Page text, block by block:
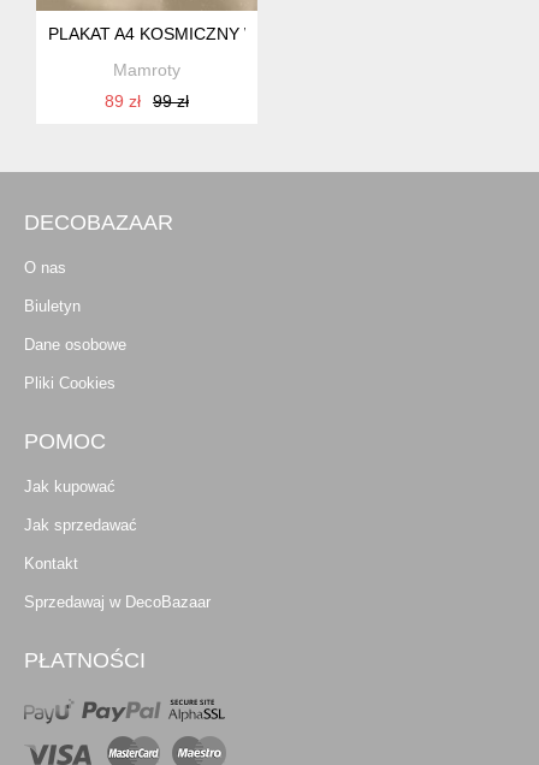
PLAKAT A4 KOSMICZNY WIELORYB
Mamroty
89 zł
99 zł
DECOBAZAAR
O nas
Biuletyn
Dane osobowe
Pliki Cookies
POMOC
Jak kupować
Jak sprzedawać
Kontakt
Sprzedawaj w DecoBazaar
PŁATNOŚCI